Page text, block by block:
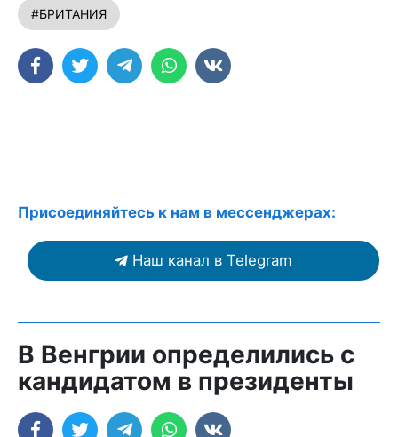
#БРИТАНИЯ
Присоединяйтесь к нам в мессенджерах:
Наш канал в Telegram
В Венгрии определились с
кандидатом в президенты